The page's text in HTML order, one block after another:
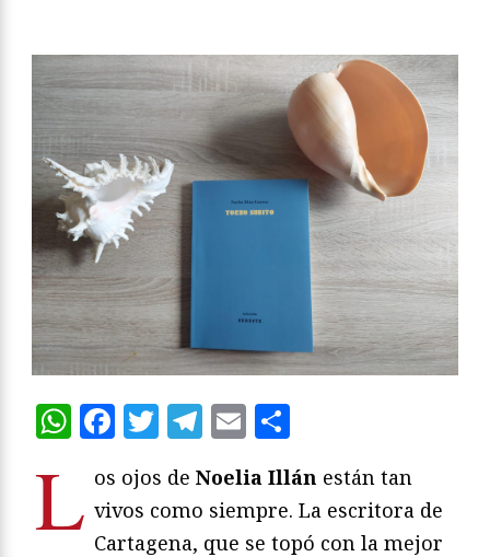
WhatsApp
Facebook
Twitter
Telegram
Email
L os ojos de Noelia Illán están tan
vivos como siempre. La escritora de
Cartagena, que se topó con la mejor